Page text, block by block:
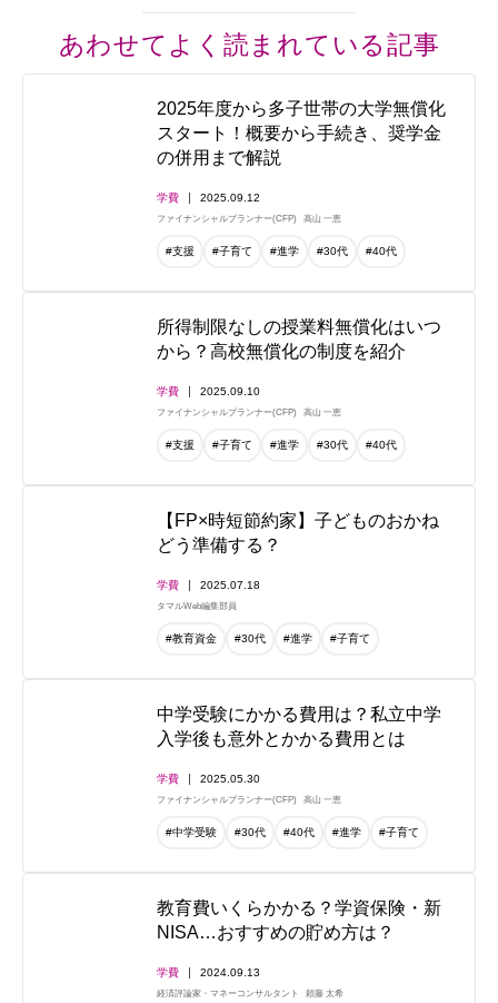
あわせてよく読まれている記事
2025年度から多子世帯の大学無償化
スタート！概要から手続き、奨学金
の併用まで解説
学費 2025.09.12
ファイナンシャルプランナー(CFP) 高山 一恵
#支援 #子育て #進学 #30代 #40代
所得制限なしの授業料無償化はいつ
から？高校無償化の制度を紹介
学費 2025.09.10
ファイナンシャルプランナー(CFP) 高山 一恵
#支援 #子育て #進学 #30代 #40代
【FP×時短節約家】子どものおかね
どう準備する？
学費 2025.07.18
タマルWeb編集部員
#教育資金 #30代 #進学 #子育て
中学受験にかかる費用は？私立中学
入学後も意外とかかる費用とは
学費 2025.05.30
ファイナンシャルプランナー(CFP) 高山 一恵
#中学受験 #30代 #40代 #進学 #子育て
教育費いくらかかる？学資保険・新
NISA…おすすめの貯め方は？
学費 2024.09.13
経済評論家・マネーコンサルタント 頼藤 太希